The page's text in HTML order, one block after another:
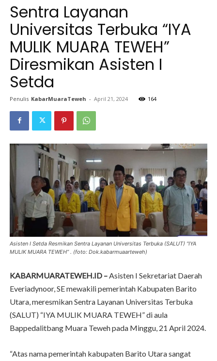
Sentra Layanan
Universitas Terbuka “IYA
MULIK MUARA TEWEH”
Diresmikan Asisten I
Setda
Penulis KabarMuaraTeweh - April 21, 2024 164
Asisten I Setda Resmikan Sentra Layanan Universitas Terbuka (SALUT) “IYA
MULIK MUARA TEWEH” . (foto: Dok.kabarmuaarteweh)
KABARMUARATEWEH.ID – Asisten I Sekretariat Daerah
Everiadynoor, SE mewakili pemerintah Kabupaten Barito
Utara, meresmikan Sentra Layanan Universitas Terbuka
(SALUT) “IYA MULIK MUARA TEWEH” di aula
Bappedalitbang Muara Teweh pada Minggu, 21 April 2024.
“Atas nama pemerintah kabupaten Barito Utara sangat